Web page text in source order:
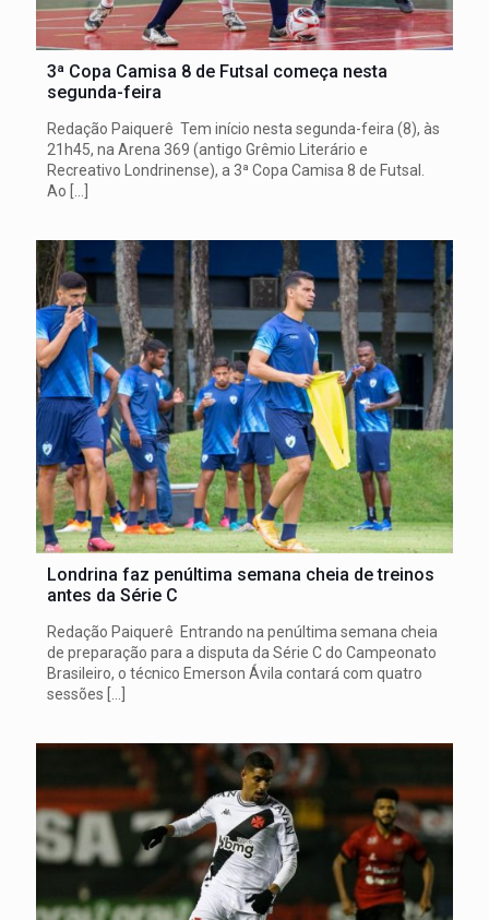
3ª Copa Camisa 8 de Futsal começa nesta
segunda-feira
Redação Paiquerê Tem início nesta segunda-feira (8), às
21h45, na Arena 369 (antigo Grêmio Literário e
Recreativo Londrinense), a 3ª Copa Camisa 8 de Futsal.
Ao
Londrina faz penúltima semana cheia de treinos
antes da Série C
Redação Paiquerê Entrando na penúltima semana cheia
de preparação para a disputa da Série C do Campeonato
Brasileiro, o técnico Emerson Ávila contará com quatro
sessões […]